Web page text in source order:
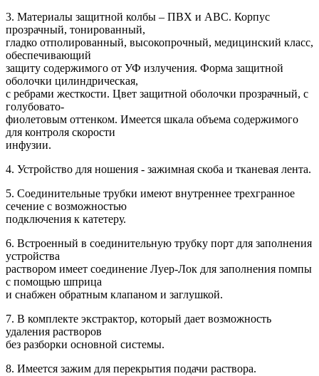
3. Материалы защитной колбы – ПВХ и АВС. Корпус
прозрачный, тонированный,
гладко отполированный, высокопрочный, медицинский класс,
обеспечивающий
защиту содержимого от УФ излучения. Форма защитной
оболочки цилиндрическая,
с ребрами жесткости. Цвет защитной оболочки прозрачный, с
голубовато-
фиолетовым оттенком. Имеется шкала объема содержимого
для контроля скорости
инфузии.
4. Устройство для ношения - зажимная скоба и тканевая лента.
5. Соединительные трубки имеют внутреннее трехгранное
сечение с возможностью
подключения к катетеру.
6. Встроенный в соединительную трубку порт для заполнения
устройства
раствором имеет соединение Луер-Лок для заполнения помпы
с помощью шприца
и снабжен обратным клапаном и заглушкой.
7. В комплекте экстрактор, который дает возможность
удаления растворов
без разборки основной системы.
8. Имеется зажим для перекрытия подачи раствора.